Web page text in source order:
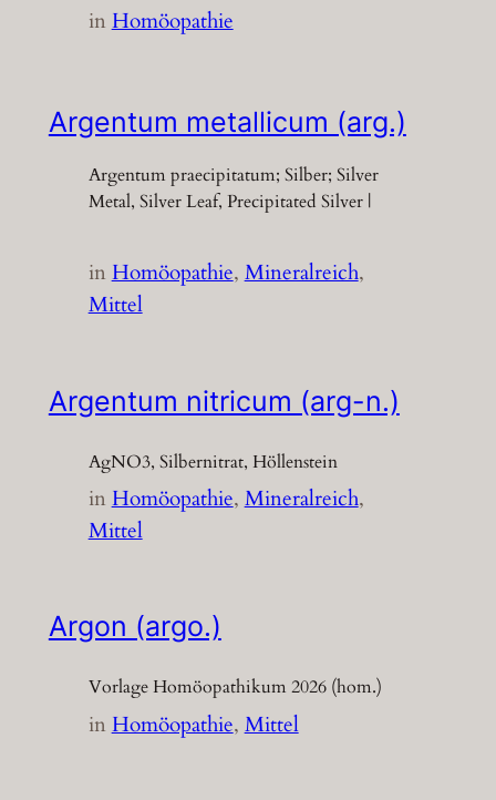
inHomöopathie
Argentum metallicum (arg.)
Argentum praecipitatum; Silber; Silver
Metal, Silver Leaf, Precipitated Silver |
inHomöopathie, Mineralreich
Mittel
Argentum nitricum (arg-n.)
AgNO3, Silbernitrat, Höllenstein
inHomöopathie, Mineralreich
Mittel
Argon (argo.)
Vorlage Homöopathikum 2026 (hom.)
inHomöopathie, Mittel